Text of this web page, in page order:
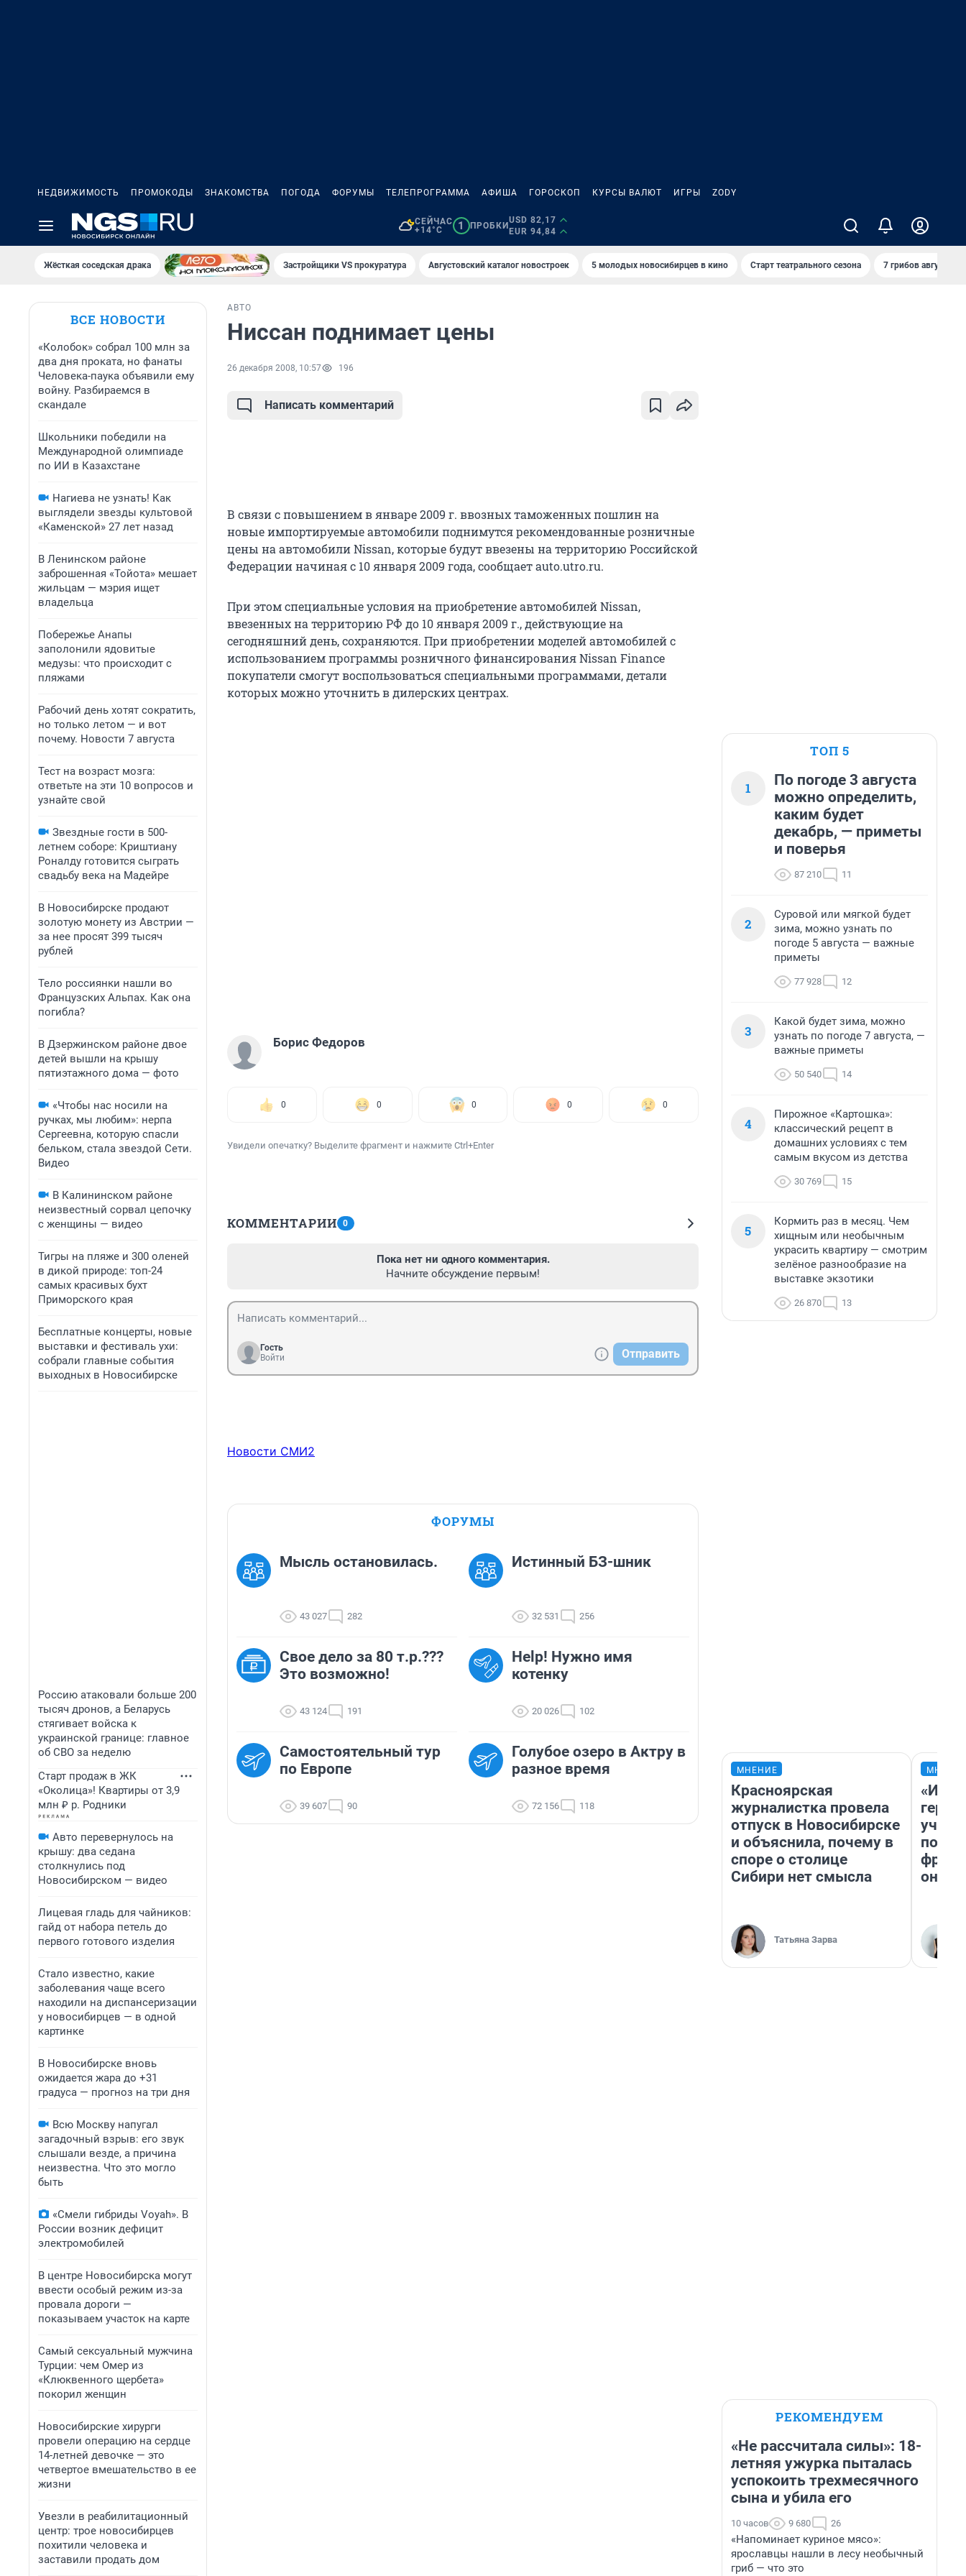
НЕДВИЖИМОСТЬ ПРОМОКОДЫ ЗНАКОМСТВА ПОГОДА ФОРУМЫ ТЕЛЕПРОГРАММА АФИША ГОРОСКОП КУРСЫ ВАЛЮТ ИГРЫ ZODY
СЕЙЧАС
+14°C
1 ПРОБКИ
USD 82,17
EUR 94,84
Жёсткая соседская драка Застройщики VS прокуратура Августовский каталог новостроек 5 молодых новосибирцев в кино Старт театрального сезона 7 грибов августа
ВСЕ НОВОСТИ
«Колобок» собрал 100 млн за
два дня проката, но фанаты
Человека-паука объявили ему
войну. Разбираемся в
скандале
Школьники победили на
Международной олимпиаде
по ИИ в Казахстане
Нагиева не узнать! Как
выглядели звезды культовой
«Каменской» 27 лет назад
В Ленинском районе
заброшенная «Тойота» мешает
жильцам — мэрия ищет
владельца
Побережье Анапы
заполонили ядовитые
медузы: что происходит с
пляжами
Рабочий день хотят сократить,
но только летом — и вот
почему. Новости 7 августа
Тест на возраст мозга:
ответьте на эти 10 вопросов и
узнайте свой
Звездные гости в 500-
летнем соборе: Криштиану
Роналду готовится сыграть
свадьбу века на Мадейре
В Новосибирске продают
золотую монету из Австрии —
за нее просят 399 тысяч
рублей
Тело россиянки нашли во
Французских Альпах. Как она
погибла?
В Дзержинском районе двое
детей вышли на крышу
пятиэтажного дома — фото
«Чтобы нас носили на
ручках, мы любим»: нерпа
Сергеевна, которую спасли
бельком, стала звездой Сети.
Видео
В Калининском районе
неизвестный сорвал цепочку
с женщины — видео
Тигры на пляже и 300 оленей
в дикой природе: топ-24
самых красивых бухт
Приморского края
Бесплатные концерты, новые
выставки и фестиваль ухи:
собрали главные события
выходных в Новосибирске
Россию атаковали больше 200
тысяч дронов, а Беларусь
стягивает войска к
украинской границе: главное
об СВО за неделю
Старт продаж в ЖК
«Околица»! Квартиры от 3,9
млн ₽ р. Родники
Авто перевернулось на
крышу: два седана
столкнулись под
Новосибирском — видео
Лицевая гладь для чайников:
гайд от набора петель до
первого готового изделия
Стало известно, какие
заболевания чаще всего
находили на диспансеризации
у новосибирцев — в одной
картинке
В Новосибирске вновь
ожидается жара до +31
градуса — прогноз на три дня
Всю Москву напугал
загадочный взрыв: его звук
слышали везде, а причина
неизвестна. Что это могло
быть
«Смели гибриды Voyah». В
России возник дефицит
электромобилей
В центре Новосибирска могут
ввести особый режим из-за
провала дороги —
показываем участок на карте
Самый сексуальный мужчина
Турции: чем Омер из
«Клюквенного щербета»
покорил женщин
Новосибирские хирурги
провели операцию на сердце
14-летней девочке — это
четвертое вмешательство в ее
жизни
Увезли в реабилитационный
центр: трое новосибирцев
похитили человека и
заставили продать дом
АВТО
Ниссан поднимает цены
26 декабря 2008, 10:57 196
Написать комментарий
В связи с повышением в январе 2009 г. ввозных таможенных пошлин на
новые импортируемые автомобили поднимутся рекомендованные розничные
цены на автомобили Nissan, которые будут ввезены на территорию Российской
Федерации начиная с 10 января 2009 года, сообщает auto.utro.ru.
При этом специальные условия на приобретение автомобилей Nissan,
ввезенных на территорию РФ до 10 января 2009 г., действующие на
сегодняшний день, сохраняются. При приобретении моделей автомобилей с
использованием программы розничного финансирования Nissan Finance
покупатели смогут воспользоваться специальными программами, детали
которых можно уточнить в дилерских центрах.
Борис Федоров
0 0 0 0 0
Увидели опечатку? Выделите фрагмент и нажмите Ctrl+Enter
КОММЕНТАРИИ 0
Пока нет ни одного комментария.
Начните обсуждение первым!
Гость
Войти
Отправить
Новости СМИ2
ФОРУМЫ
Мысль остановилась.
43 027 282
Истинный БЗ-шник
32 531 256
Свое дело за 80 т.р.???
Это возможно!
43 124 191
Help! Нужно имя
котенку
20 026 102
Самостоятельный тур
по Европе
39 607 90
Голубое озеро в Актру в
разное время
72 156 118
ТОП 5
1
По погоде 3 августа
можно определить,
каким будет
декабрь, — приметы
и поверья
87 210 11
2
Суровой или мягкой будет
зима, можно узнать по
погоде 5 августа — важные
приметы
77 928 12
3
Какой будет зима, можно
узнать по погоде 7 августа, —
важные приметы
50 540 14
4
Пирожное «Картошка»:
классический рецепт в
домашних условиях с тем
самым вкусом из детства
30 769 15
5
Кормить раз в месяц. Чем
хищным или необычным
украсить квартиру — смотрим
зелёное разнообразие на
выставке экзотики
26 870 13
МНЕНИЕ
Красноярская
журналистка провела
отпуск в Новосибирске
и объяснила, почему в
споре о столице
Сибири нет смысла
Татьяна Зарва
учит
она
РЕКОМЕНДУЕМ
«Не рассчитала силы»: 18-
летняя ужурка пыталась
успокоить трехмесячного
сына и убила его
10 часов 9 680 26
«Напоминает куриное мясо»:
ярославцы нашли в лесу необычный
гриб — что это